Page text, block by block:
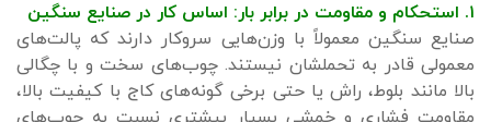
۱. استحکام و مقاومت در برابر بار: اساس کار در صنایع سنگین
صنایع سنگین معمولاً با وزن‌هایی سروکار دارند که پالت‌های
معمولی قادر به تحملشان نیستند. چوب‌های سخت و با چگالی
بالا مانند بلوط، راش یا حتی برخی گونه‌های کاج با کیفیت بالا،